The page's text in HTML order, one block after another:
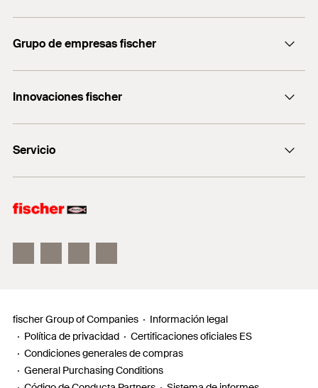
servicio.cliente@fischer.es
+0034 977838711
Grupo de empresas fischer
fischertechnik
Innovaciones fischer
fischer FIS V Zero
fischer ULTRACUT FBS II
Servicio
Información
fischer Group of Companies
Información legal
Política de privacidad
Certificaciones oficiales ES
Condiciones generales de compras
General Purchasing Conditions